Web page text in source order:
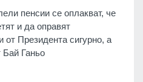
пенсии се оплакват, че
и да оправят
от Президента сигурно, а
Бай Ганьо